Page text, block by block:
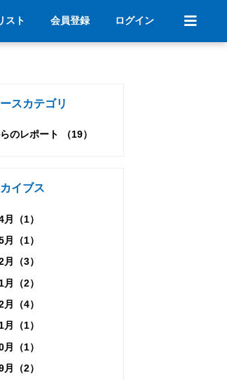
スト 会員登録 ログイン
スカテゴリ
のレポート （19）
イブス
（1）
（1）
（3）
（2）
（4）
（1）
（1）
（2）